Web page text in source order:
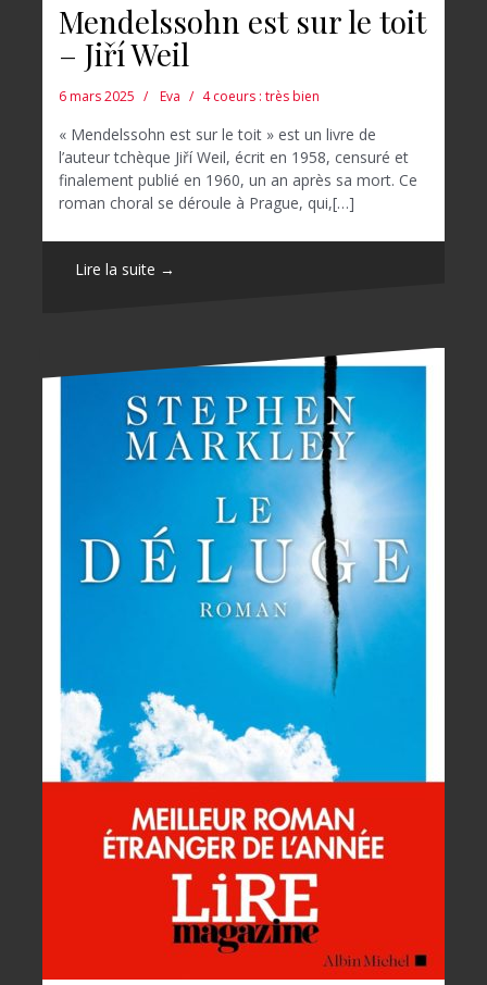
Mendelssohn est sur le toit
– Jiří Weil
6 mars 2025 Eva 4 coeurs : très bien
« Mendelssohn est sur le toit » est un livre de
l’auteur tchèque Jiří Weil, écrit en 1958, censuré et
finalement publié en 1960, un an après sa mort. Ce
roman choral se déroule à Prague, qui,[…]
Lire la suite →